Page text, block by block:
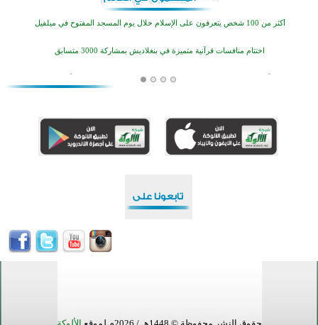
أكثر من 100 شخص يتعرفون على الإسلام خلال يوم المسجد المفتوح في ميلفيل
اختتام منافسات قرآنية متميزة في بنغلاديش بمشاركة 3000 متسابق
منطقة ريبوفسي تحتفل بميلاد مسجد جديد في أجواء إيمانية مميزة